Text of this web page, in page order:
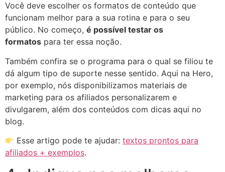
Você deve escolher os formatos de conteúdo que
funcionam melhor para a sua rotina e para o seu
público. No começo, é possível testar os
formatos para ter essa noção.
Também confira se o programa para o qual se filiou te
dá algum tipo de suporte nesse sentido. Aqui na Hero,
por exemplo, nós disponibilizamos materiais de
marketing para os afiliados personalizarem e
divulgarem, além dos conteúdos com dicas aqui no
blog.
Esse artigo pode te ajudar:textos prontos para
afiliados + exemplos.